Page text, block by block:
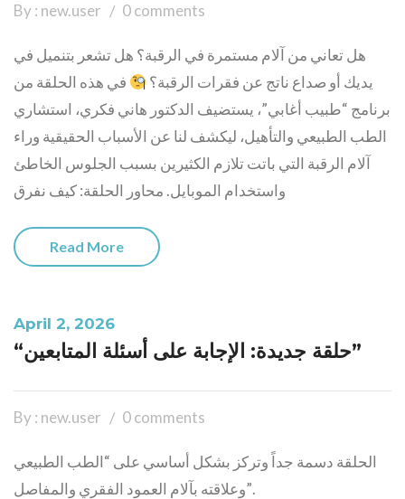
By : new.user 0 comments
هل تعاني من آلام مستمرة في الرقبة؟ هل تشعر بتنميل في
يديك أو صداع ناتج عن فقرات الرقبة؟
في هذه الحلقة من
برنامج “طبيب أغابي”، يستضيف الدكتور هاني فكري، استشاري
الطب الطبيعي والتأهيل، ليكشف لنا عن الأسباب الحقيقية وراء
آلام الرقبة التي باتت تلازم الكثيرين بسبب الجلوس الخاطئ
واستخدام الموبايل. محاور الحلقة: كيف نفرق
Read More
April 2, 2026
“حلقة جديدة: الإجابة على أسئلة المتابعين”
By : new.user 0 comments
الحلقة دسمة جداً وتركز بشكل أساسي على “الطب الطبيعي
وعلاقته بآلام العمود الفقري والمفاصل”.